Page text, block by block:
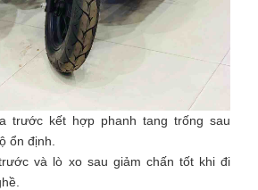
trước kết hợp phanh tang trống sau
ổn định.
và lò xo sau giảm chấn tốt khi đi